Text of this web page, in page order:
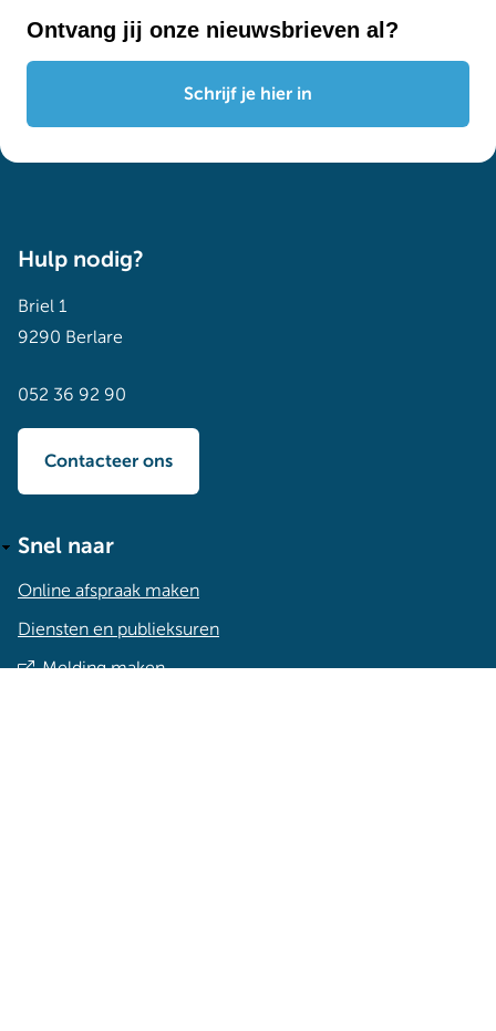
Ontvang jij onze nieuwsbrieven al?
Schrijf je hier in
Hulp nodig?
Briel 1
9290 Berlare
052 36 92 90
Contacteer ons
Snel naar
Online afspraak maken
Diensten en publieksuren
Melding maken